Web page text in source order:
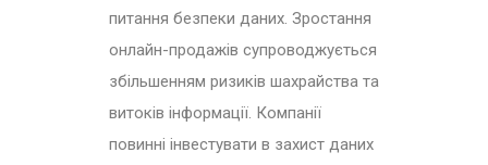
питання безпеки даних. Зростання
онлайн-продажів супроводжується
збільшенням ризиків шахрайства та
витоків інформації. Компанії
повинні інвестувати в захист даних